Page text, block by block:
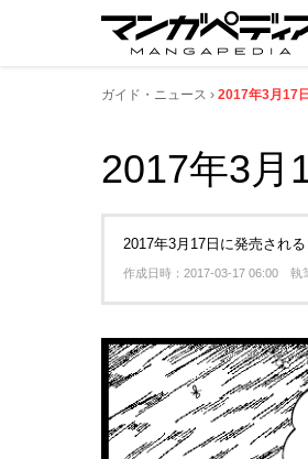
ガイド・ニュース 2017年3月17
2017年3月
2017年3月17日に発売され
作成日時：2017-03-17 06:00 執